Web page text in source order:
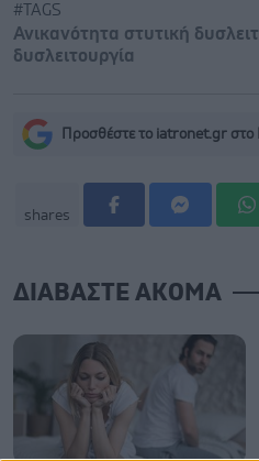
#TAGS
Ανικανότητα στυτική
δυσλειτουργία
Προσθέστε το iatronet.gr στο
shares
ΔΙΑΒΑΣΤΕ ΑΚΟΜΑ